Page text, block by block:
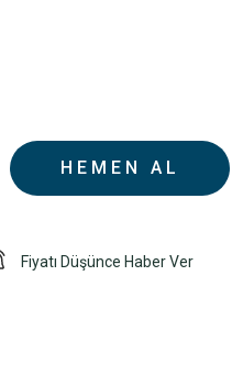
HEMEN AL
Fiyatı Düşünce Haber Ver